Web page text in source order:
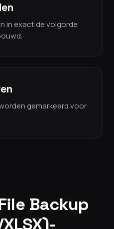
in exact de volgorde
gemarkeerd voor
Backup